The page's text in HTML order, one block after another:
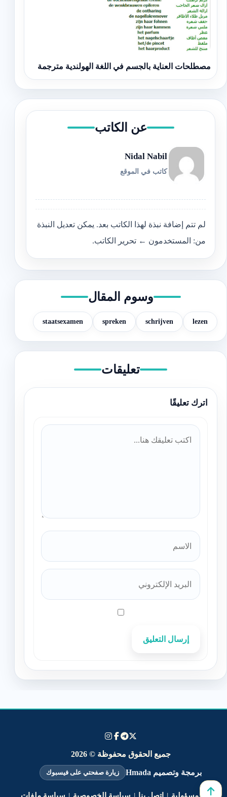
مصطلحات العناية بالجسم في اللغة الهولندية مترجمة
عن الكاتب
Nidal Nabil
كاتب في الموقع
لم تتم إضافة نبذة لهذا الكاتب بعد. يمكن تعديل النبذة
من: المستخدمون ← تحرير الكاتب.
وسوم المقال
lezen
schrijven
spreken
staatsexamen
تعليقات
اترك تعليقًا
إرسال التعليق
جميع الحقوق محفوظة © 2026
برمجة وتصميم Hmada زيارة صفحتي على فيسبوك